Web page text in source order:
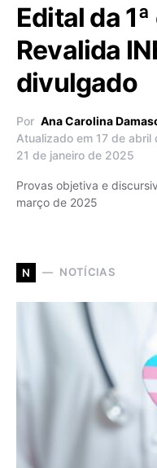
Edital da
Revalida
divulgado
Por Ana Carolina
Atualizado em 17 de
21 de janeiro de 2025
Provas objetiva e
março de 2025
N NOTÍCIAS